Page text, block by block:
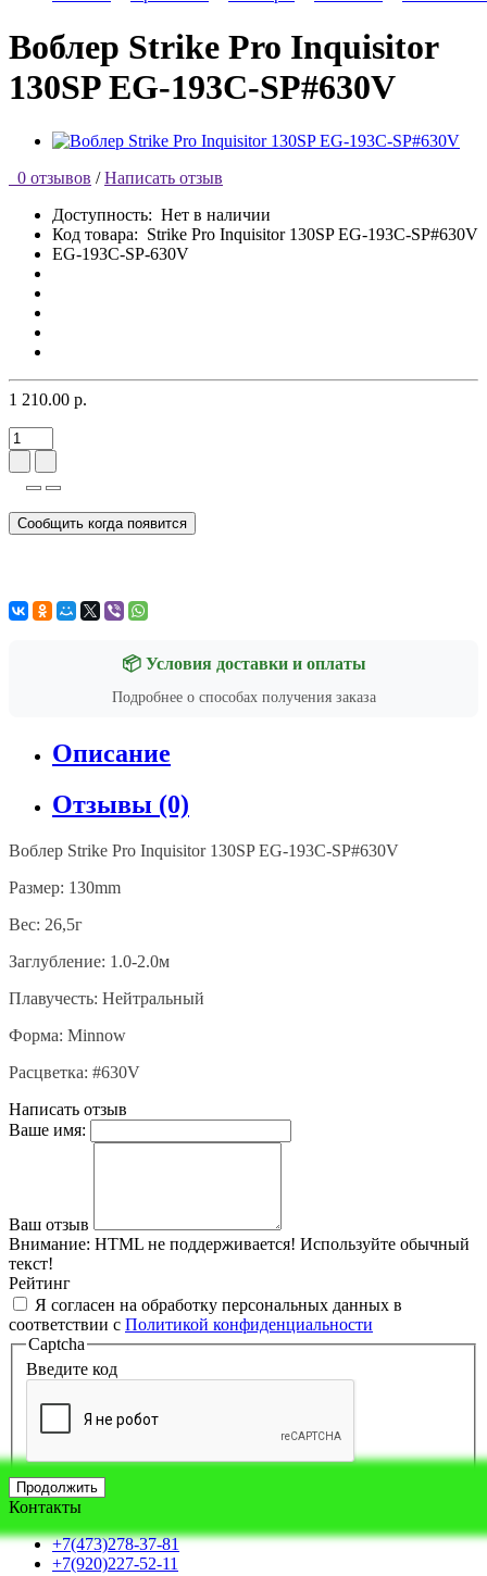
Воблер Strike Pro Inquisitor
130SP EG-193C-SP#630V
0 отзывов / Написать отзыв
Доступность: Нет в наличии
Код товара: Strike Pro Inquisitor 130SP EG-193C-SP#630V
EG-193C-SP-630V
1 210.00 р.
Сообщить когда появится
📦 Условия доставки и оплаты
Подробнее о способах получения заказа
Описание
Отзывы (0)
Воблер Strike Pro Inquisitor 130SP EG-193C-SP#630V
Размер: 130mm
Вес: 26,5г
Заглубление: 1.0-2.0м
Плавучесть: Нейтральный
Форма: Minnow
Расцветка: #630V
Написать отзыв
Ваше имя:
Ваш отзыв
Внимание: HTML не поддерживается! Используйте обычный
текст!
Рейтинг
Я согласен на обработку персональных данных в
соответствии с Политикой конфиденциальности
Captcha
Введите код
Продолжить
Контакты
+7(473)278-37-81
+7(920)227-52-11